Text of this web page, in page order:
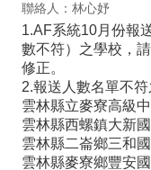
室
教
師
專
區
聯絡人：林心妤
1.AF系統10月份報
數不符）之學校，
修正。
2.報送人數名單不符
雲林縣立麥寮高級
雲林縣西螺鎮大新
雲林縣二崙鄉三和
雲林縣麥寮鄉豐安